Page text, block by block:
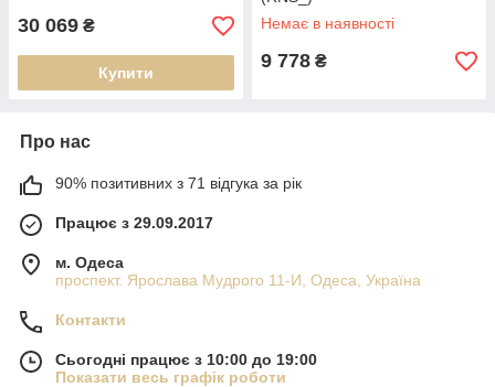
30 069 ₴
Купити
Немає в наявності
9 778 ₴
Про нас
90% позитивних з 71 відгука за рік
Працює з 29.09.2017
м. Одеса
проспект. Ярослава Мудрого 11-И, Одеса, Україна
Контакти
Сьогодні працює з 10:00 до 19:00
Показати весь графік роботи